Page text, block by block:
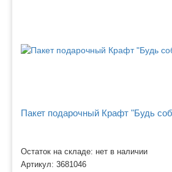
Пакет подарочный Крафт "Будь
Остаток на складе: нет в наличии
Артикул: 3681046